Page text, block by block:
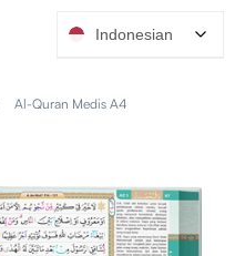
Al-Quran Medis A4
Indonesian